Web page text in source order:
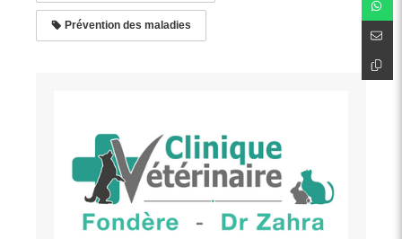
Prévention des maladies